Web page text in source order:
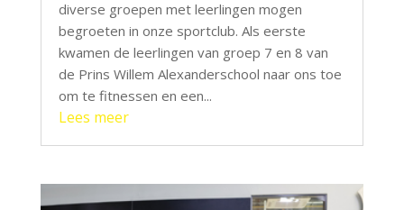
diverse groepen met leerlingen mogen
begroeten in onze sportclub. Als eerste
kwamen de leerlingen van groep 7 en 8 van
de Prins Willem Alexanderschool naar ons toe
om te fitnessen en een...
Lees meer